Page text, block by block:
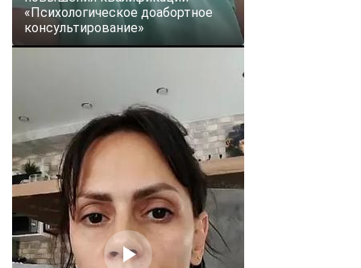
«Психологическое доабортное
консультирование»